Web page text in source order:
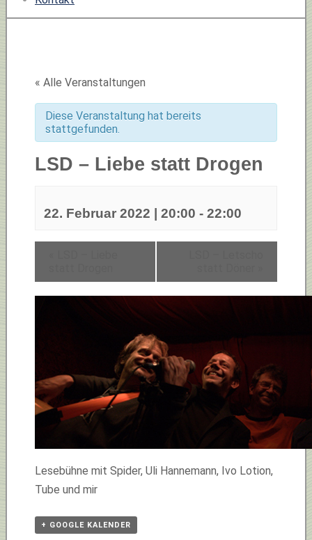
« Alle Veranstaltungen
Diese Veranstaltung hat bereits
stattgefunden.
LSD – Liebe statt Drogen
22. Februar 2022 | 20:00 - 22:00
Lesebühne mit Spider, Uli Hannemann, Ivo Lotion,
Tube und mir
+ GOOGLE KALENDER